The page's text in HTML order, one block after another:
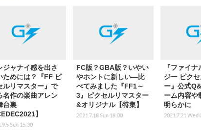
ジャナイ感を出さ
ためには？『FF ピ
ルリマスター』で
名作の楽曲アレン
台裏
】
Sun 15:30
FC版？GBA版？いやい
やホントに新しい―比
べてみました『FF1～
3』ピクセルリマスター
&オリジナル【特集】
2021.7.18 Sun 18:00
『ファイ
ジー ピク
ー』公式
ーム内容や
明らかに
2021.7.21 Wed